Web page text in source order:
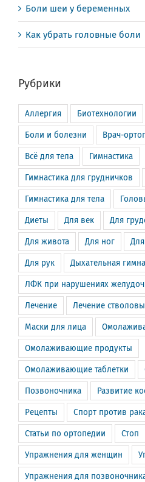
Боли шеи у беременных
Как убрать головные боли
Рубрики
Аллергия Биотехнологии
Боли и болезни Врач-
Всё для тела Гимнастика
Гимнастика для грудничков
Гимнастика для тела
Диеты Для век Для
Для живота Для ног
Для рук Дыхательная
ЛФК при нарушениях
Лечение Лечение
Маски для лица
Омолаживающие продукты
Омолаживающие таблетки
Позвоночника Развитие
Рецепты Спорт против
Статьи по ортопедии Стоп
Упражнения для женщин
Упражнения для